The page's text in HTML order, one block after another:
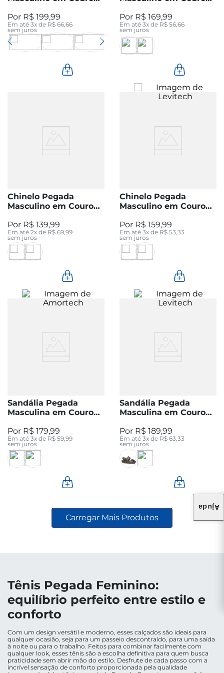
Ajuda
R$ 199,99
Em até 3x de R$ 66 66
sem juros
R$ 169,99
Em até 3x de R$ 56 66
sem juros
Chinelo Pegada
Masculino em Couro
R$ 139,99
Em até 2x de R$ 69 99
sem juros
Chinelo Pegada
Masculino em Couro
R$ 159,99
Em até 3x de R$ 53 33
sem juros
Sandália Pegada
Masculina em Couro
R$ 179,99
Em até 3x de R$ 59 99
sem juros
Sandália Pegada
Masculina em Couro
R$ 189,99
Em até 3x de R$ 63 33
sem juros
Tênis Pegada Feminino:
equilíbrio perfeito entre estilo e
conforto
Com um design versátil e moderno, esses calçados são ideais para
qualquer ocasião, seja para um passeio descontraído, para uma saída
à noite ou para o trabalho. Feitos para combinar facilmente com
qualquer look, esses tênis são a escolha definitiva para quem busca
praticidade sem abrir mão do estilo. Desfrute de cada passo com a
incrível sensação de conforto proporcionada pela qualidade